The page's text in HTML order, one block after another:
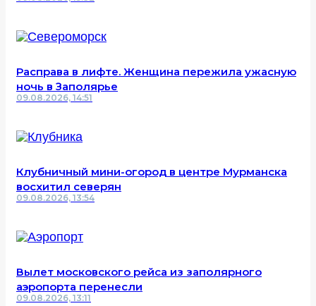
Расправа в лифте. Женщина пережила ужасную
ночь в Заполярье
09.08.2026, 14:51
Клубничный мини-огород в центре Мурманска
восхитил северян
09.08.2026, 13:54
Вылет московского рейса из заполярного
аэропорта перенесли
09.08.2026, 13:11